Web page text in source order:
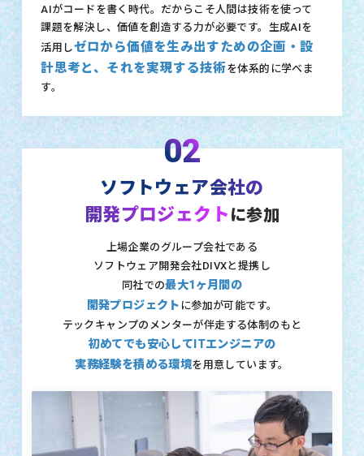
AIがコードを書く時代。だからこそ人間は技術を使って
課題を解決し、価値を創造する力が必要です。生成AIを
活用しゼロから価値を生み出すための企画・設
計思考と、それを実現する技術を体系的に学べま
す。
02
ソフトウェア会社の
開発プロジェクト に参加
上場企業のグループ会社である
ソフトウェア開発会社DIVXと提携し
同社での最大1ヶ月間の
開発プロジェクト に参加が可能です。
テックキャンプのメンターが伴走する体制のもと
初めてでも安心してITエンジニアの
実務経験を積める環境を用意しています。